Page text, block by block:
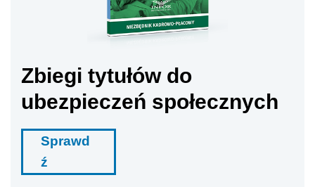
Zbiegi tytułów do
ubezpieczeń społecznych
Sprawd
ź